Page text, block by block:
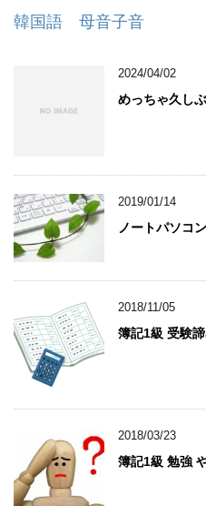
韓国語 母音子音
2024/04/02
めっちゃ久し
2019/01/14
ノートパソコ
2018/11/05
簿記1級 受験
2018/03/23
簿記1級 勉強